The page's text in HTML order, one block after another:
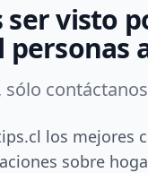
ser visto
personas
sólo contáctanos
los mejores
sobre